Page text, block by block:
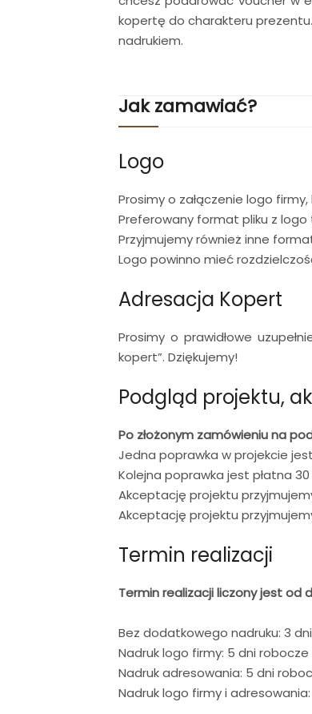
kopertę do charakteru
nadrukiem.
Jak zamawiać?
Logo
Prosimy o załączenie logo
Preferowany format pliku z logo
Przyjmujemy również inne
Logo powinno mieć
Adresacja Kopert
Prosimy o prawidłowe
kopert”. Dziękujemy!
Podgląd projektu,
Po złożonym zamówieniu na
Jedna poprawka w projekcie
Kolejna poprawka jest płatna 30
Akceptację projektu
Akceptację projektu
Termin realizacji
Termin realizacji liczony jest od
Bez dodatkowego nadruku: 3
Nadruk logo firmy: 5 dni robocze
Nadruk adresowania: 5 dni
Nadruk logo firmy i